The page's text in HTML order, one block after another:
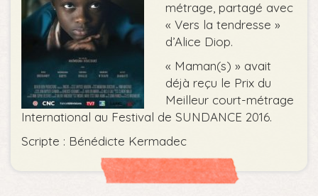
métrage, partagé avec
« Vers la tendresse »
d’Alice Diop.
« Maman(s) » avait
déjà reçu le Prix du
Meilleur court-métrage
International au Festival de SUNDANCE 2016.
Scripte : Bénédicte Kermadec